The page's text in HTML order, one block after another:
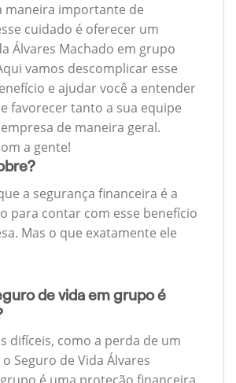
maneira importante de
cuidado é oferecer um
Álvares Machado em grupo
vamos descomplicar esse
e ajudar você a entender
favorecer tanto a sua equipe
de maneira geral.
a gente!
a segurança financeira é a
para contar com esse benefício
Mas o que exatamente ele
de vida em grupo é
difíceis, como a perda de um
Seguro de Vida Álvares